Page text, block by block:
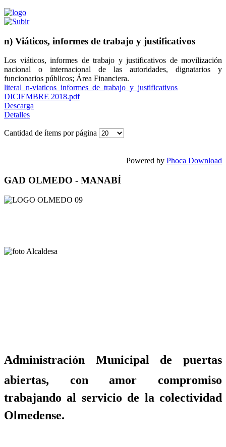
n) Viáticos, informes de trabajo y justificativos
Los viáticos, informes de trabajo y justificativos de movilización
nacional o internacional de las autoridades, dignatarios y
funcionarios públicos; Área Financiera.
literal_n-viaticos_informes_de_trabajo_y_justificativos
DICIEMBRE 2018.pdf
Descarga
Detalles
Cantidad de ítems por página
Powered by Phoca Download
GAD OLMEDO - MANABÍ
Administración Municipal de puertas
abiertas, con amor compromiso
trabajando al servicio de la colectividad
Olmedense.